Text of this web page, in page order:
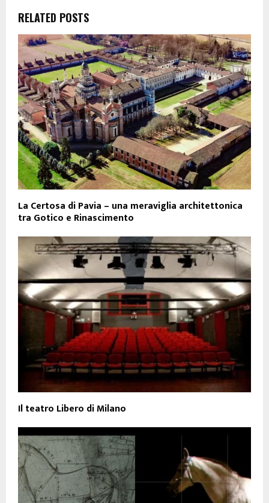
RELATED POSTS
La Certosa di Pavia – una meraviglia architettonica
tra Gotico e Rinascimento
Il teatro Libero di Milano